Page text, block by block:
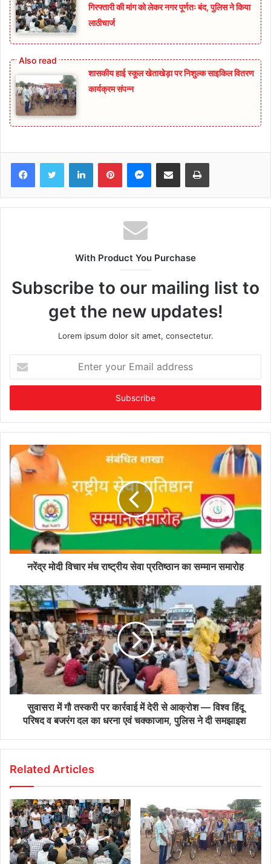
गिरफ्तारी की मांग को लेकर नगर पूर्णतः बंद, पुलिस ने किया
लाठीचार्ज
शासकीय हाई स्कूल खेताखेड़ा पर निशुल्क साइकिल वितरण
कार्यक्रम संपन्न
FacebookTwitter LinkedInPinterestMessenger
Share via Email Print
With Product You Purchase
Subscribe to our mailing list to
get the new updates!
Lorem ipsum dolor sit amet, consectetur.
your
Email
नरेंद्र मोदी विचार मंच राष्ट्रीय सेवा प्रतिष्ठान का सम्मान समारोह
सुवासरा में गौ तस्करी पर कार्रवाई में देरी से आक्रोश — विश्व हिंदू
परिषद व बजरंग दल का धरना एवं चक्काजाम, पुलिस ने दी समझाइश
Related Articles